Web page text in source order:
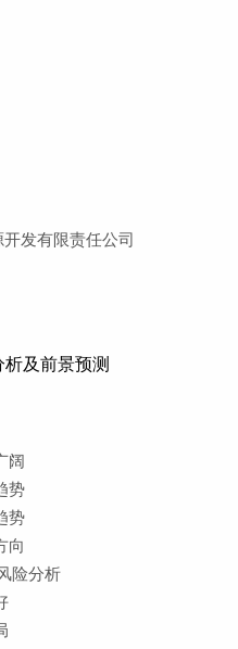
发有限责任公司
及前景预测
阔
势
势
向
险分析